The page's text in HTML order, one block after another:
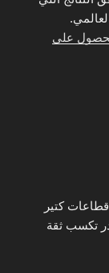
على
كتير
تكسب ثقة